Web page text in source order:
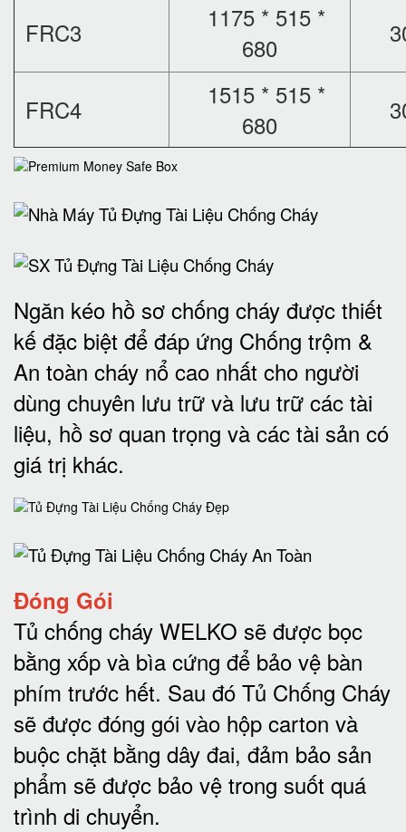
FRC3
1175 * 515 *
680
FRC4
1515 * 515 *
680
Ngăn kéo hồ sơ chống cháy được thiết
kế đặc biệt để đáp ứng Chống trộm &
An toàn cháy nổ cao nhất cho người
dùng chuyên lưu trữ và lưu trữ các tài
liệu, hồ sơ quan trọng và các tài sản có
giá trị khác.
Đóng Gói
Tủ chống cháy WELKO sẽ được bọc
bằng xốp và bìa cứng để bảo vệ bàn
phím trước hết. Sau đó Tủ Chống Cháy
sẽ được đóng gói vào hộp carton và
buộc chặt bằng dây đai, đảm bảo sản
phẩm sẽ được bảo vệ trong suốt quá
trình di chuyển.